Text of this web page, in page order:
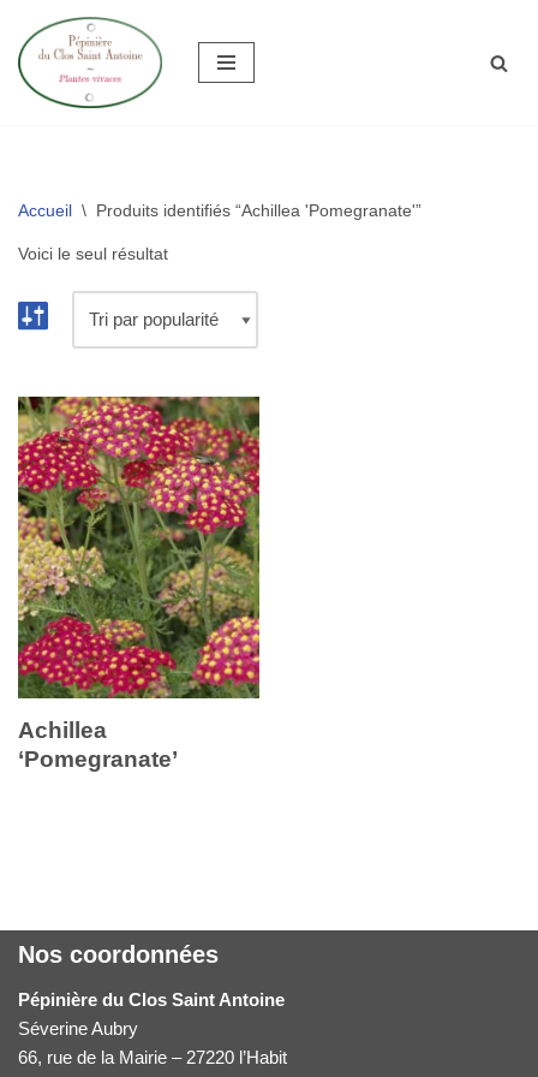
Aller
au
Accueil \ Produits identifiés “Achillea 'Pomegranate'”
Voici le seul résultat
Achillea
‘Pomegranate’
Nos coordonnées
Pépinière du Clos Saint Antoine
Séverine Aubry
66, rue de la Mairie – 27220 l’Habit